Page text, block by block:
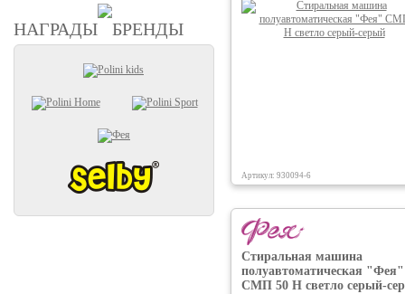
НАГРАДЫ БРЕНДЫ
Артикул: 930094-6
Стиральная машина
полуавтоматическая "Фея"
СМП 50 Н светло серый-